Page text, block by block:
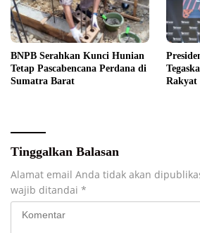
BNPB Serahkan Kunci Hunian
Tetap Pascabencana Perdana di
Sumatra Barat
Rakyat
Tinggalkan Balasan
Alamat email Anda tidak akan
wajib ditandai *